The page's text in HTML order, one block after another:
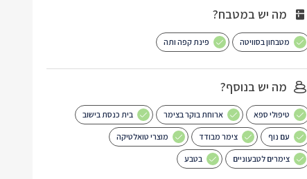
מה יש במטבח?
מטבחון בסוויטה פינת קפה ותה
מה יש בנוסף?
טיפולי ספא ארוחת בוקר בצימר בית כנסת בישוב
עם נוף צימר מבודד מוצרי טואלטיקה
צימרים לטבעוניים בטבע